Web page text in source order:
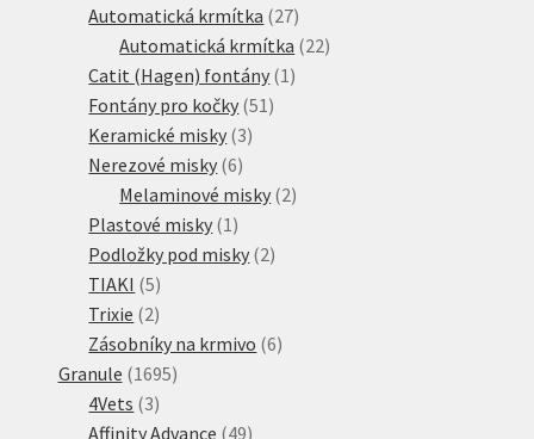
produktů
Automatická krmítka 2727
produktů
Automatická krmítka 2222
Catit (Hagen) fontány 1 1
Fontány pro kočky 51 51
Keramické misky 33
Nerezové misky 66
produktů
Melaminové misky 22
Plastové misky 1 1
produkt
Podložky pod misky 22
TIAKI 55
produktů
Trixie 22
produkty
Zásobníky na krmivo 66
Granule 16951695
4Vets 33
produkty
Affinity Advance 4949